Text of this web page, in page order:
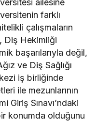
ailesine
farklı
çalışmaların
Diş Hekimliği
başarılarıyla değil,
ve Diş Sağlığı
iş birliğinde
ile mezunlarının
Giriş Sınavı’ndaki
konumda olduğunu